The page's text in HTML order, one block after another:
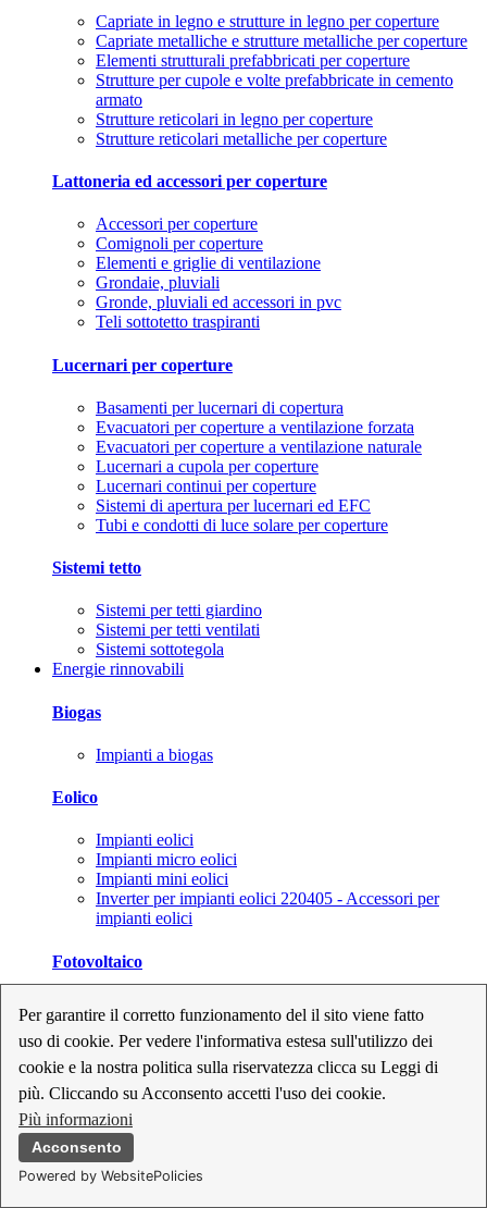
Per garantire il corretto funzionamento del il sito viene fatto
uso di cookie. Per vedere l'informativa estesa sull'utilizzo dei
cookie e la nostra politica sulla riservatezza clicca su Leggi di
più. Cliccando su Acconsento accetti l'uso dei cookie.
Più informazioni
Acconsento
Powered by WebsitePolicies
Capriate in legno e strutture in legno per coperture
Capriate metalliche e strutture metalliche per coperture
Elementi strutturali prefabbricati per coperture
Strutture per cupole e volte prefabbricate in cemento
armato
Strutture reticolari in legno per coperture
Strutture reticolari metalliche per coperture
Lattoneria ed accessori per coperture
Accessori per coperture
Comignoli per coperture
Elementi e griglie di ventilazione
Grondaie, pluviali
Gronde, pluviali ed accessori in pvc
Teli sottotetto traspiranti
Lucernari per coperture
Basamenti per lucernari di copertura
Evacuatori per coperture a ventilazione forzata
Evacuatori per coperture a ventilazione naturale
Lucernari a cupola per coperture
Lucernari continui per coperture
Sistemi di apertura per lucernari ed EFC
Tubi e condotti di luce solare per coperture
Sistemi tetto
Sistemi per tetti giardino
Sistemi per tetti ventilati
Sistemi sottotegola
Energie rinnovabili
Biogas
Impianti a biogas
Eolico
Impianti eolici
Impianti micro eolici
Impianti mini eolici
Inverter per impianti eolici 220405 - Accessori per
impianti eolici
Fotovoltaico
Inverter per impianti fotovoltaici
Kit per impianti fotovoltaici
Moduli fotovoltaici
Sistemi di monitoraggio per impianti fotovoltaici
Strumenti di collaudo e configurazione per impianti
fotovoltaici
Supporti per impianti fotovoltaici
Geotermia